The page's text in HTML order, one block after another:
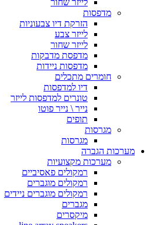
לייזר שחור
מדפסות
הזרקת דיו צבעוניות
לייזר צבע
לייזר שחור
מדפסת מדבקות
מדפסות ניידות
חומרים מתכלים
דיו למדפסות
טונרים למדפסות לייזר
נייר \ נייר פוטו
תופים
מגרסות
מגרסות
מערכות הגברה
מערכות מקצועיות
רמקולים פאסיביים
רמקולים מוגברים
רמקולים מוגברים ניידים
מגברים
מיקסרים